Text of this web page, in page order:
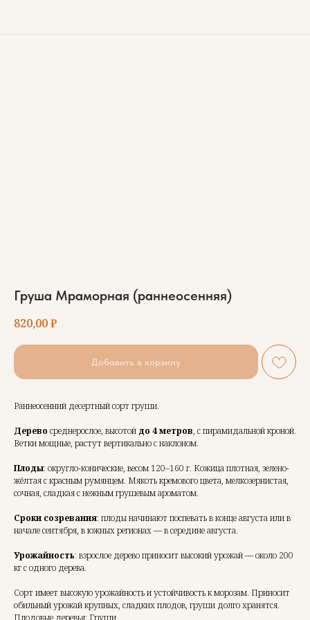
Груша Мраморная (раннеосенняя)
820,00₽
Добавить в корзину
Раннеосенний десертный сорт груши.
Дерево среднерослое, высотой до 4 метров, с пирамидальной кроной.
Ветки мощные, растут вертикально с наклоном.
Плоды: округло-конические, весом 120–160 г. Кожица плотная, зелено-
жёлтая с красным румянцем. Мякоть кремового цвета, мелкозернистая,
сочная, сладкая с нежным грушевым ароматом.
Сроки созревания: плоды начинают поспевать в конце августа или в
начале сентября, в южных регионах — в середине августа.
Урожайность: взрослое дерево приносит высокий урожай — около 200
кг с одного дерева.
Сорт имеет высокую урожайность и устойчивость к морозам. Приносит
обильный урожай крупных, сладких плодов, груши долго хранятся.